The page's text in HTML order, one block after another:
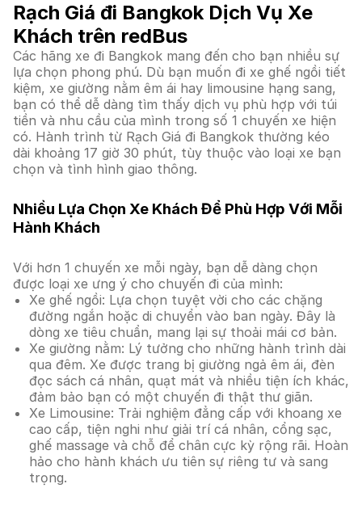
Rạch Giá đi Bangkok Dịch Vụ Xe
Khách trên redBus
Các hãng xe đi Bangkok mang đến cho bạn nhiều sự
lựa chọn phong phú. Dù bạn muốn đi xe ghế ngồi tiết
kiệm, xe giường nằm êm ái hay limousine hạng sang,
bạn có thể dễ dàng tìm thấy dịch vụ phù hợp với túi
tiền và nhu cầu của mình trong số 1 chuyến xe hiện
có. Hành trình từ Rạch Giá đi Bangkok thường kéo
dài khoảng 17 giờ 30 phút, tùy thuộc vào loại xe bạn
chọn và tình hình giao thông.
Nhiều Lựa Chọn Xe Khách Để Phù Hợp Với Mỗi
Hành Khách
Với hơn 1 chuyến xe mỗi ngày, bạn dễ dàng chọn
được loại xe ưng ý cho chuyến đi của mình:
Xe ghế ngồi: Lựa chọn tuyệt vời cho các chặng
đường ngắn hoặc di chuyển vào ban ngày. Đây là
dòng xe tiêu chuẩn, mang lại sự thoải mái cơ bản.
Xe giường nằm: Lý tưởng cho những hành trình dài
qua đêm. Xe được trang bị giường ngả êm ái, đèn
đọc sách cá nhân, quạt mát và nhiều tiện ích khác,
đảm bảo bạn có một chuyến đi thật thư giãn.
Xe Limousine: Trải nghiệm đẳng cấp với khoang xe
cao cấp, tiện nghi như giải trí cá nhân, cổng sạc,
ghế massage và chỗ để chân cực kỳ rộng rãi. Hoàn
hảo cho hành khách ưu tiên sự riêng tư và sang
trọng.